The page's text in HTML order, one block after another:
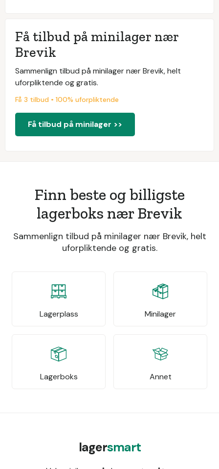
Få tilbud på minilager nær
Brevik
Sammenlign tilbud på minilager nær Brevik, helt
uforpliktende og gratis.
Få 3 tilbud • 100% uforpliktende
Få tilbud på minilager >>
Finn beste og billigste
lagerboks nær Brevik
Sammenlign tilbud på minilager nær Brevik, helt
uforpliktende og gratis.
Lagerplass Minilager
Lagerboks Annet
lagersmart